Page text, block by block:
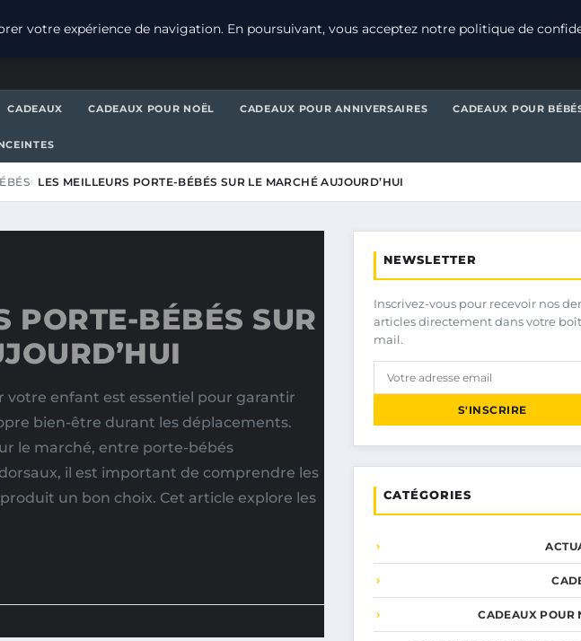
CADEAUX CADEAUX POUR NOËL CADEAUX POUR ANNIVERSAIRES CADEAUX POUR
LES MEILLEURS PORTE-BÉBÉS SUR LE MARCHÉ AUJOURD’HUI
PORTE-BÉBÉS SUR
votre enfant est essentiel pour garantir
bien-être durant les déplacements.
le marché, entre porte-bébés
il est important de comprendre les
un bon choix. Cet article explore les
NEWSLETTER
Inscrivez-vous pour recevoir nos
articles directement dans votre
mail.
S'INSCRIRE
CATÉGORIES
CADEAUX POUR
votre expérience de navigation. En poursuivant, vous acceptez notre politique de